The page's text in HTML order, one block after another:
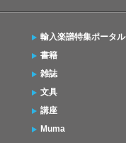
輸入楽譜特集ポータル
書籍
雑誌
文具
講座
Muma